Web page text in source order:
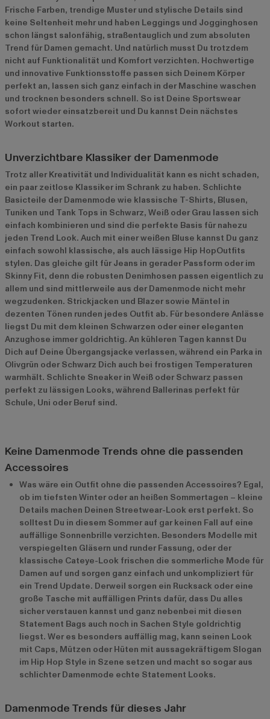
Frische Farben, trendige Muster und stylische Details sind
keine Seltenheit mehr und haben Leggings und Jogginghosen
schon längst salonfähig, straßentauglich und zum absoluten
Trend für Damen gemacht. Und natürlich musst Du trotzdem
nicht auf Funktionalität und Komfort verzichten. Hochwertige
und innovative Funktionsstoffe passen sich Deinem Körper
perfekt an, lassen sich ganz einfach in der Maschine waschen
und trocknen besonders schnell. So ist Deine Sportswear
sofort wieder einsatzbereit und Du kannst Dein nächstes
Workout starten.
Unverzichtbare Klassiker der Damenmode
Trotz aller Kreativität und Individualität kann es nicht schaden,
ein paar zeitlose Klassiker im Schrank zu haben. Schlichte
Basicteile der Damenmode wie klassische T-Shirts, Blusen,
Tuniken und Tank Tops in Schwarz, Weiß oder Grau lassen sich
einfach kombinieren und sind die perfekte Basis für nahezu
jeden Trend Look. Auch mit einer weißen Bluse kannst Du ganz
einfach sowohl klassische, als auch lässige Hip HopOutfits
stylen. Das gleiche gilt für Jeans in gerader Passform oder im
Skinny Fit, denn die robusten Denimhosen passen eigentlich zu
allem und sind mittlerweile aus der Damenmode nicht mehr
wegzudenken. Strickjacken und Blazer sowie Mäntel in
dezenten Tönen runden jedes Outfit ab. Für besondere Anlässe
liegst Du mit dem kleinen Schwarzen oder einer eleganten
Anzughose immer goldrichtig. An kühleren Tagen kannst Du
Dich auf Deine Übergangsjacke verlassen, während ein Parka in
Olivgrün oder Schwarz Dich auch bei frostigen Temperaturen
warmhält. Schlichte Sneaker in Weiß oder Schwarz passen
perfekt zu lässigen Looks, während Ballerinas perfekt für
Schule, Uni oder Beruf sind.
Keine Damenmode Trends ohne die passenden
Accessoires
Was wäre ein Outfit ohne die passenden Accessoires? Egal,
ob im tiefsten Winter oder an heißen Sommertagen – kleine
Details machen Deinen Streetwear-Look erst perfekt. So
solltest Du in diesem Sommer auf gar keinen Fall auf eine
auffällige Sonnenbrille verzichten. Besonders Modelle mit
verspiegelten Gläsern und runder Fassung, oder der
klassische Cateye-Look frischen die sommerliche Mode für
Damen auf und sorgen ganz einfach und unkompliziert für
ein Trend Update. Derweil sorgen ein Rucksack oder eine
große Tasche mit auffälligen Prints dafür, dass Du alles
sicher verstauen kannst und ganz nebenbei mit diesen
Statement Bags auch noch in Sachen Style goldrichtig
liegst. Wer es besonders auffällig mag, kann seinen Look
mit Caps, Mützen oder Hüten mit aussagekräftigem Slogan
im Hip Hop Style in Szene setzen und macht so sogar aus
schlichter Damenmode echte Statement Looks.
Damenmode Trends für dieses Jahr